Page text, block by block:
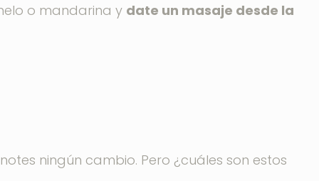
o mandarina y date un masaje desde la
ningún cambio. Pero ¿cuáles son estos